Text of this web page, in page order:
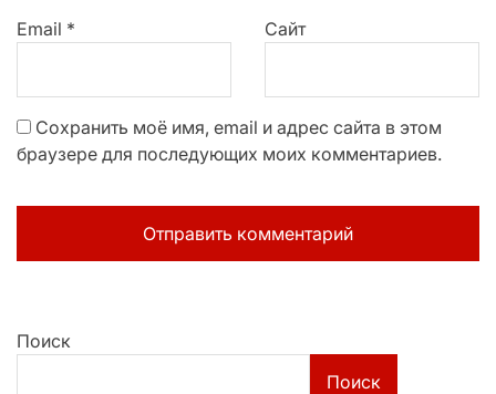
Email * Сайт
Сохранить моё имя, email и адрес сайта в этом
браузере для последующих моих комментариев.
Поиск
Поиск